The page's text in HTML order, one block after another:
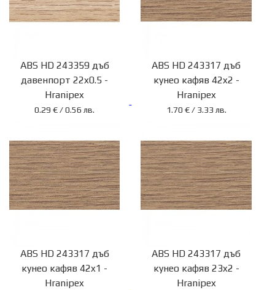
на
“бисквитки”
Евротрейдинг
София
Евротрейдинг
Евротрейдинг
Пазарджик
Евротрейдинг
Стара
+359
82
ABS HD 243359 дъб
давенпорт 22x0.5 -
Hranipex
0.29 € / 0.56 лв.
ABS HD 243317 дъб
кунео кафяв 42x2 -
Hranipex
1.70 € / 3.33 лв.
ABS HD 243317 дъб
кунео кафяв 42x1 -
Hranipex
ABS HD 243317 дъб
кунео кафяв 23x2 -
Hranipex